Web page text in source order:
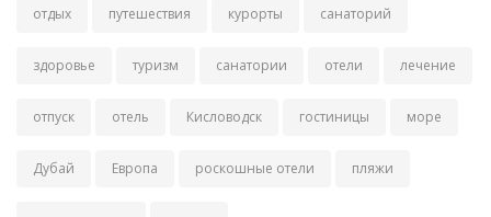
отдых путешествия курорты санаторий
здоровье туризм санатории отели лечение
отпуск отель Кисловодск гостиницы море
Дубай Европа роскошные отели пляжи